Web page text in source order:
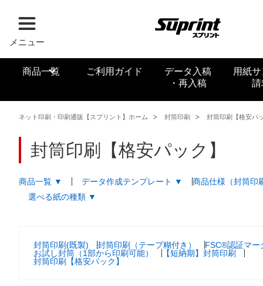
メニュー
商品一覧 ご利用ガイド
データ入稿
・再入稿
用紙
請
ネット印刷・印刷通販【スプリント】ホーム 封筒印刷 封筒印刷【格安パ
封筒印刷【格安パック】
商品一覧 ▼ データ作成テンプレート ▼
商品仕様（封筒印
選べる紙の種類 ▼
封筒印刷(既製) 封筒印刷（テープ糊付き）
FSC®認証マー
お試し封筒（1部から印刷可能）
【短納期】封筒印刷
封筒印刷【格安パック】